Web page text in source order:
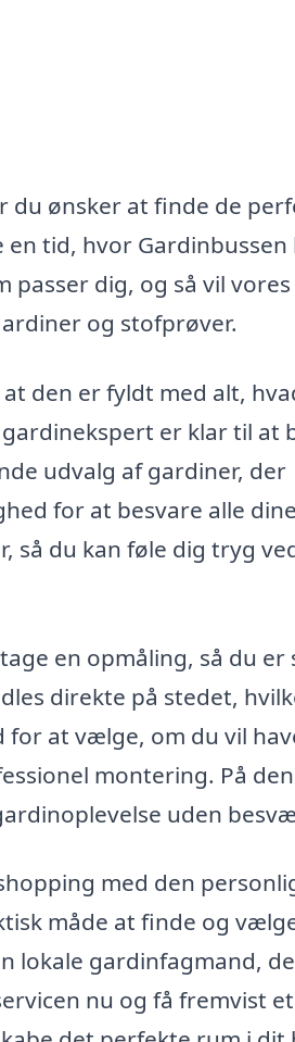
du ønsker at finde de
tid, hvor Gardinbussen
dig, og så vil vores
og stofprøver.
den er fyldt med alt,
er klar til at
udvalg af gardiner, der
for at besvare alle dine
så du kan føle dig tryg
en opmåling, så du er
direkte på stedet,
at vælge, om du vil
montering. På den
uden
med den
måde at finde og
lokale gardinfagmand,
nu og få fremvist et